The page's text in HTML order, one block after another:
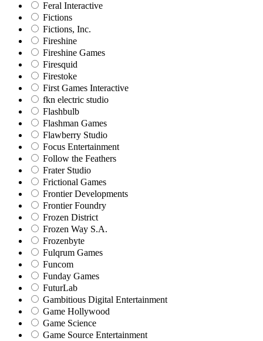
Feral Interactive
Fictions
Fictions, Inc.
Fireshine
Fireshine Games
Firesquid
Firestoke
First Games Interactive
fkn electric studio
Flashbulb
Flashman Games
Flawberry Studio
Focus Entertainment
Follow the Feathers
Frater Studio
Frictional Games
Frontier Developments
Frontier Foundry
Frozen District
Frozen Way S.A.
Frozenbyte
Fulqrum Games
Funcom
Funday Games
FuturLab
Gambitious Digital Entertainment
Game Hollywood
Game Science
Game Source Entertainment